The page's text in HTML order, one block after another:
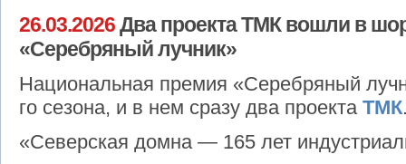
26.03.2026Два проекта ТМК вошли в
«Серебряный лучник»
Национальная премия «Серебряный
го сезона, и в нем сразу два проекта ТМК
«Северская домна — 165 лет